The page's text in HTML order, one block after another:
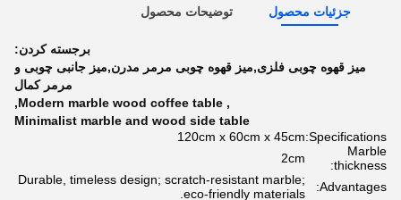
جزئیات محصول توضیحات محصول
برجسته کردن:
میز قهوه چوبی فلزی,میز قهوه چوبی مرمر مدرن,میز جانبی چوبی و
مرمر کمال
,
Modern marble wood coffee table
,
Minimalist marble and wood side table
Specifications:
120cm x 60cm x 45cm
Marble
thickness:
2cm
Advantages:
Durable, timeless design; scratch-resistant marble;
eco-friendly materials.